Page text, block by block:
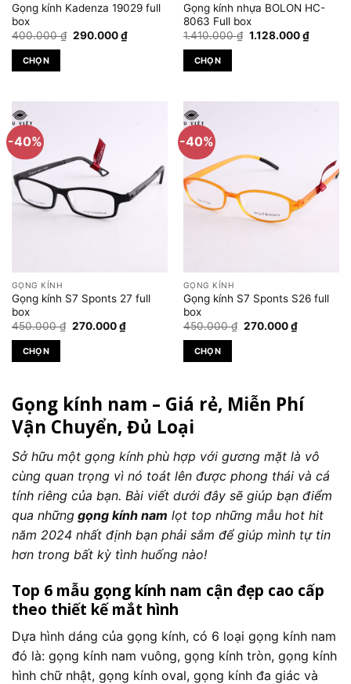
trên
trang
sản
phẩm
trên
trang
sản
phẩm
Gọng kính Kadenza 19029 full
box
400.000₫ Giá
290.000₫Giá
hiện
CHỌN
này
có
nhiều
biến
thể.
Các
được
chọn
trên
trang
sản
phẩm
Gọng kính nhựa BOLON HC-
8063 Full box
1.410.000₫ Giá
1.128.000₫Giá
hiện
CHỌN
này
có
nhiều
biến
thể.
Các
tùy
được
chọn
trên
trang
sản
phẩm
-40%
GỌNG KÍNH
Gọng kính S7 Sponts 27 full
box
450.000₫ Giá
270.000₫Giá
hiện
CHỌN
này
có
nhiều
biến
thể.
Các
tùy
chọn
có
thể
chọn
trên
trang
sản
phẩm
-40%
GỌNG KÍNH
Gọng kính S7 Sponts S26 full
box
450.000₫ Giá
270.000₫Giá
hiện
CHỌN
này
có
nhiều
biến
thể.
Các
tùy
chọn
có
thể
trên
sản
Gọng kính nam – Giá rẻ, Miễn Phí
Vận Chuyển, Đủ Loại
Sở hữu một gọng kính phù hợp với gương mặt là vô
cùng quan trọng vì nó toát lên được phong thái và cá
tính riêng của bạn. Bài viết dưới đây sẽ giúp bạn điểm
qua những gọng kính nam lọt top những mẫu hot hit
năm 2024 nhất định bạn phải sắm để giúp mình tự tin
hơn trong bất kỳ tình huống nào!
Top 6 mẫu gọng kính nam cận đẹp cao cấp
theo thiết kế mắt hình
Dựa hình dáng của gọng kính, có 6 loại gọng kính nam
đó là: gọng kính nam vuông, gọng kính tròn, gọng kính
hình chữ nhật, gọng kính oval, gọng kính đa giác và